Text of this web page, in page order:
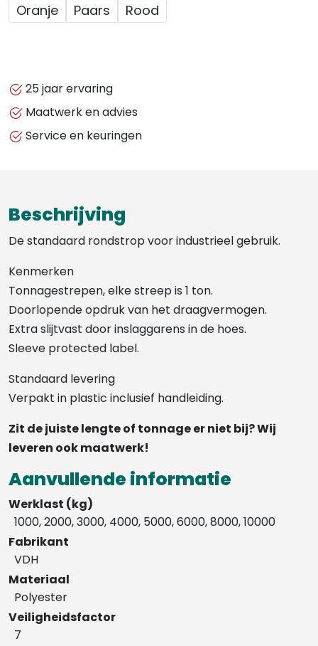
Oranje
Paars Rood
25 jaar ervaring
Maatwerk en advies
Service en keuringen
Beschrijving
De standaard rondstrop voor industrieel gebruik.
Kenmerken
Tonnagestrepen, elke streep is 1 ton.
Doorlopende opdruk van het draagvermogen.
Extra slijtvast door inslaggarens in de hoes.
Sleeve protected label.
Standaard levering
Verpakt in plastic inclusief handleiding.
Zit de juiste lengte of tonnage er niet bij? Wij
leveren ook maatwerk!
Aanvullende informatie
Werklast (kg)
1000, 2000, 3000, 4000, 5000, 6000, 8000, 10000
Fabrikant
VDH
Materiaal
Polyester
Veiligheidsfactor
7